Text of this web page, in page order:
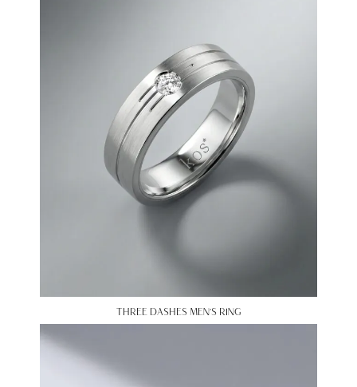
THREE DASHES MEN’S RING